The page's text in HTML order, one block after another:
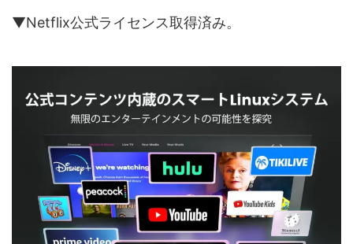
▼Netflix公式ライセンス取得済み。